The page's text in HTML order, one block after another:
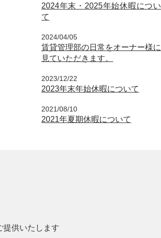
2024年末・2025年始休暇につい
て
2024/04/05
賃貸管理部の日常をオーナー様に
見ていただきます。
2023/12/22
2023年末年始休暇について
2021/08/10
2021年夏期休暇について
提供いたします